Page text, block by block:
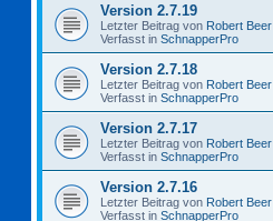
Version 2.7.19
Letzter Beitrag von Robert Beer
Verfasst in SchnapperPro
Version 2.7.18
Letzter Beitrag von Robert Beer
Verfasst in SchnapperPro
Version 2.7.17
Letzter Beitrag von Robert Beer
Verfasst in SchnapperPro
Version 2.7.16
Letzter Beitrag von Robert Beer
Verfasst in SchnapperPro